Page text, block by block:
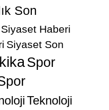
Son
Siyaset Haberi
Siyaset Son
Spor
Teknoloji